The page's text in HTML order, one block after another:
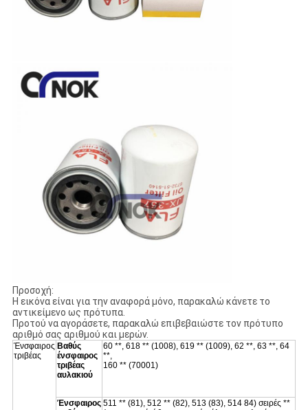
Προσοχή:
Η εικόνα είναι για την αναφορά μόνο, παρακαλώ κάνετε το
αντικείμενο ως πρότυπα.
Προτού να αγοράσετε, παρακαλώ επιβεβαιώστε τον πρότυπο
αριθμό σας αριθμού και μερών.
Ένσφαιρος
τριβέας
Βαθύς
ένσφαιρος
τριβέας
αυλακιού
60 **, 618 ** (1008), 619 ** (1009), 62 **, 63 **, 64
**,
160 ** (70001)
Ένσφαιρος 511 ** (81), 512 ** (82), 513 (83), 514 84) σειρές **